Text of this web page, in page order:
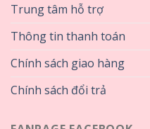
Trung tâm hỗ trợ
Thông tin thanh toán
Chính sách giao hàng
Chính sách đổi trả